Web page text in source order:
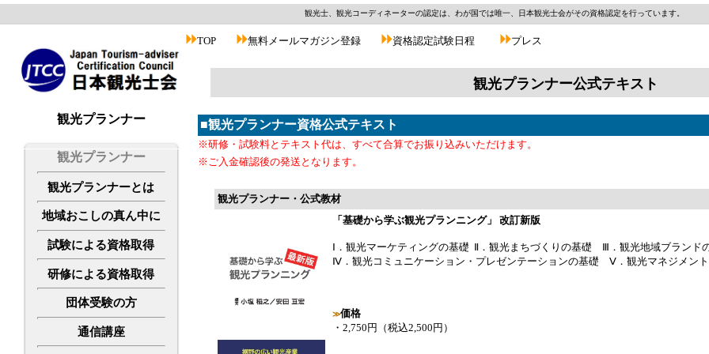
観光士、観光コーディネーターの認定は、わが国では唯一、日本観光士会がその資格認定を行っています。
観光プランナー
観光プランナー
観光プランナーとは
地域おこしの真ん中に
試験による資格取得
研修による資格取得
団体受験の方
通信講座
TOP 無料メールマガジン登録 資格認定試験日程 プレス
観光プランナー公式テキスト
■観光プランナー資格公式テキスト
※研修・試験料とテキスト代は、すべて合算でお振り込みいただけます。
※ご入金確認後の発送となります。
観光プランナー・公式教材
「基礎から学ぶ観光プランニング」 改訂新版
Ⅰ．観光マーケティングの基礎 Ⅱ．観光まちづくりの基礎 Ⅲ．観光地域ブランド
Ⅳ．観光コミュニケーション・プレゼンテーションの基礎 Ⅴ．観光マネジメン
≫価格
・2,750円（税込2,500円）